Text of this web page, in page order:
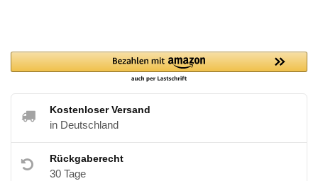
Kostenloser Versand
in Deutschland
Rückgaberecht
30 Tage